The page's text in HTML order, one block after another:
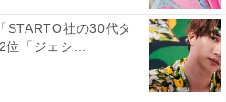
「雰囲気が神秘的でちょっと
す」（50代女性／和歌山
紅葉が調和し、秋の静寂と神
STARTO社の30代タ
「ジェシ...